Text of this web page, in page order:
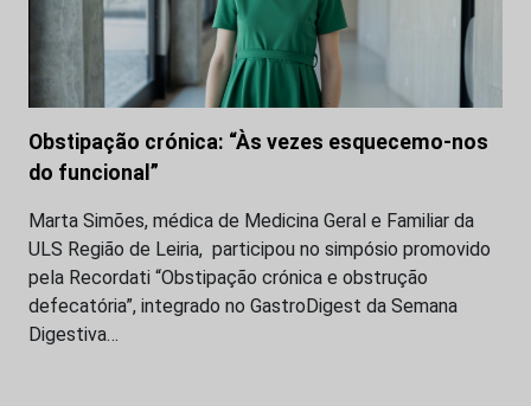
Obstipação crónica: “Às vezes esquecemo-nos
do funcional”
Marta Simões, médica de Medicina Geral e Familiar da
ULS Região de Leiria, participou no simpósio promovido
pela Recordati “Obstipação crónica e obstrução
defecatória”, integrado no GastroDigest da Semana
Digestiva…